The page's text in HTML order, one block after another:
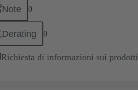
Note 0
Derating 0
Richiesta di informazioni sui prodotti